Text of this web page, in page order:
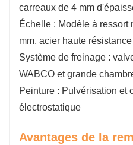
carreaux de 4 mm
Échelle : Modèle à ressort
mm, acier haute
Système de freinage :
WABCO et grande
Peinture : Pulvérisation et
électrostatique
Avantages de la